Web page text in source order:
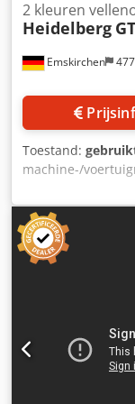
Emskirchen
2 kleuren
Heidelberg
Toestand:
machine-/
2 kleuren
Serie-nr. 714923
48 Mio.
Plus versie
Handleidingen
Kan getest worden